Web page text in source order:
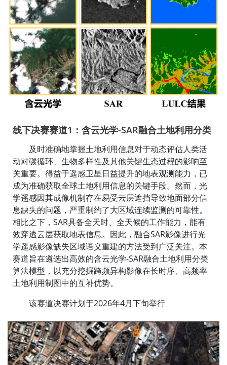
线下决赛赛道1：含云光学-SAR融合土地利用分类
及时准确地掌握土地利用信息对于动态评估人类活
动对碳循环、生物多样性及其他关键生态过程的影响至
关重要。得益于遥感卫星日益提升的地表观测能力，已
成为准确获取全球土地利用信息的关键手段。然而，光
学遥感因其成像机制存在易受云层遮挡导致地面部分信
息缺失的问题，严重制约了大区域连续监测的可靠性。
相比之下，SAR具备全天时、全天候的工作能力，能有
效穿透云层获取地表信息。因此，融合SAR影像进行光
学遥感影像缺失区域语义重建的方法受到广泛关注。本
赛道旨在遴选出高效的含云光学-SAR融合土地利用分类
算法模型，以充分挖掘跨频异构影像在长时序、高频率
土地利用制图中的互补优势。
该赛道决赛计划于2026年4月下旬举行